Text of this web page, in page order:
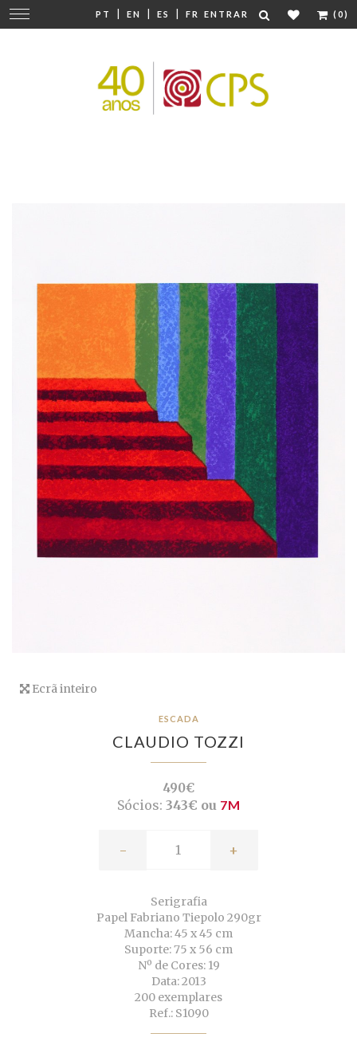
PT | EN | ES | FR ENTRAR (0)
Mudar
navegação
Ecrã inteiro
ESCADA
CLAUDIO TOZZI
490€
Sócios: 343€ ou 7M
- +
Serigrafia
Papel Fabriano Tiepolo 290gr
Mancha: 45 x 45 cm
Suporte: 75 x 56 cm
Nº de Cores: 19
Data: 2013
200 exemplares
Ref.: S1090